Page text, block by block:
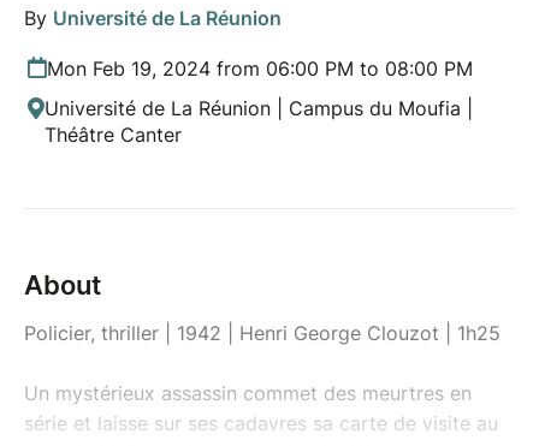
By Université de La Réunion
Mon Feb 19, 2024 from 06:00 PM to 08:00 PM
Université de La Réunion | Campus du Moufia |
Théâtre Canter
About
Policier, thriller | 1942 | Henri George Clouzot | 1h25
Un mystérieux assassin commet des meurtres en
série et laisse sur ses cadavres sa carte de visite au